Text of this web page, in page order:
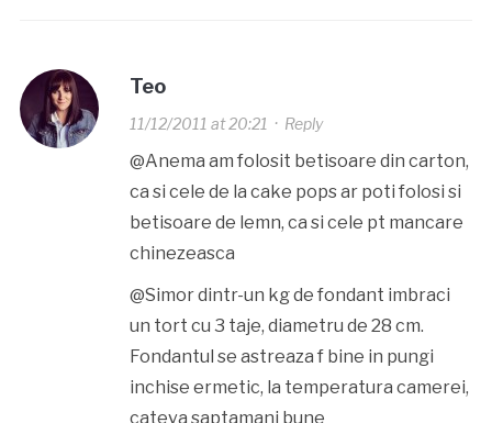
Teo
11/12/2011 at 20:21 · Reply
@Anema am folosit betisoare din carton,
ca si cele de la cake pops ar poti folosi si
betisoare de lemn, ca si cele pt mancare
chinezeasca
@Simor dintr-un kg de fondant imbraci
un tort cu 3 taje, diametru de 28 cm.
Fondantul se astreaza f bine in pungi
inchise ermetic, la temperatura camerei,
cateva saptamani bune